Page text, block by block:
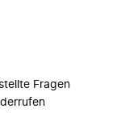
Fragen